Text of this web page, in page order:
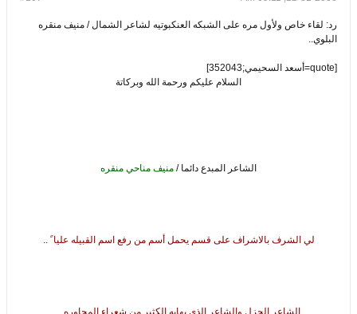
رد: لقاء خاص ولأول مره على الشبكه العنكبوتيه لشاعر الشمال / منيف منقره
البلوي..
[quote=أسعد السحيمي;352043]
السلام عليكم ورحمة الله وبركاتة
الشاعر المبدع دائما / منيف مناحي منقره
لي الشرف بالاشراف على قسم يحمل أسم من رفع اسم القبيله عليا ً ..
الشاعر الجزل والشاعر الذي يهابه الكثير من شعراء المحاوره ..